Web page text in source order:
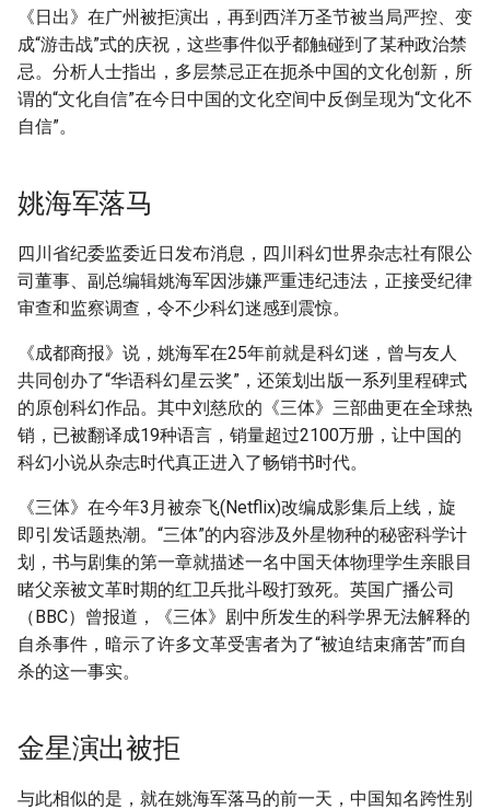
r
c
h
《日出》在广州被拒演出，再到西洋万圣节被当局严控、变
成“游击战”式的庆祝，这些事件似乎都触碰到了某种政治禁
忌。分析人士指出，多层禁忌正在扼杀中国的文化创新，所
谓的“文化自信”在今日中国的文化空间中反倒呈现为“文化不
自信”。
姚海军落马
四川省纪委监委近日发布消息，四川科幻世界杂志社有限公
司董事、副总编辑姚海军因涉嫌严重违纪违法，正接受纪律
审查和监察调查，令不少科幻迷感到震惊。
《成都商报》说，姚海军在25年前就是科幻迷，曾与友人
共同创办了“华语科幻星云奖”，还策划出版一系列里程碑式
的原创科幻作品。其中刘慈欣的《三体》三部曲更在全球热
销，已被翻译成19种语言，销量超过2100万册，让中国的
科幻小说从杂志时代真正进入了畅销书时代。
《三体》在今年3月被奈飞(Netflix)改编成影集后上线，旋
即引发话题热潮。“三体”的内容涉及外星物种的秘密科学计
划，书与剧集的第一章就描述一名中国天体物理学生亲眼目
睹父亲被文革时期的红卫兵批斗殴打致死。英国广播公司
（BBC）曾报道，《三体》剧中所发生的科学界无法解释的
自杀事件，暗示了许多文革受害者为了“被迫结束痛苦”而自
杀的这一事实。
金星演出被拒
与此相似的是，就在姚海军落马的前一天，中国知名跨性别